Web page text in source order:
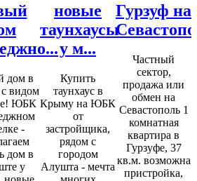
дом в
видом
ЮБК
-
дом в
у
новые
таунхаусы
у м...
Купить
таунхаус в
Крыму на ЮБК
от
застройщика,
рядом с
городом
Алушта - мечта
Гурзуф на
Частный
сектор,
продажа или
обмен на
Севастополь 1
комнатная
квартира в
Гурзуфе, 37
кв.м. возможна
пристройка,